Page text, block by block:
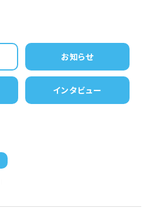
お知らせ
インタビュー